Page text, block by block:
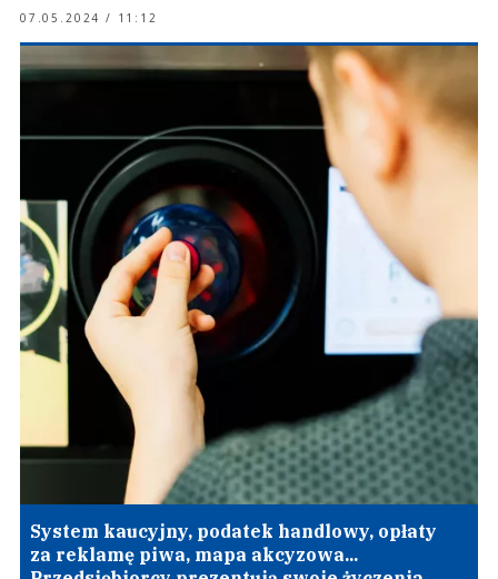
07.05.2024 / 11:12
System kaucyjny, podatek handlowy, opłaty
za reklamę piwa, mapa akcyzowa...